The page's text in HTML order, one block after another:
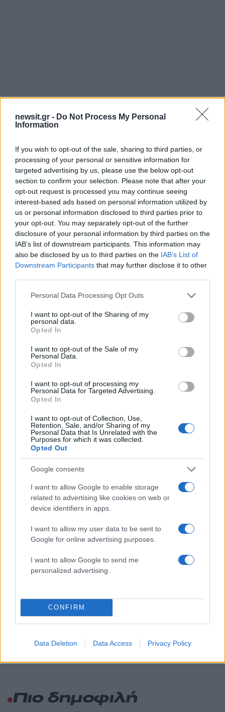
newsit.gr - Do Not Process My Personal
Information
If you wish to opt-out of the sale, sharing to third parties, or
processing of your personal or sensitive information for
targeted advertising by us, please use the below opt-out
section to confirm your selection. Please note that after your
opt-out request is processed you may continue seeing
interest-based ads based on personal information utilized by
us or personal information disclosed to third parties prior to
your opt-out. You may separately opt-out of the further
disclosure of your personal information by third parties on the
IAB’s list of downstream participants. This information may
also be disclosed by us to third parties on the IAB’s List of
Downstream Participants that may further disclose it to other
Please note that this website/app uses one or more Google
not limited to your visit or usage behaviour. You may click to
grant or deny consent to Google and its third-party tags to
use your data for below specified purposes in below Google
consent section.
Personal Data Processing Opt Outs
I want to opt-out of the Sharing of my
personal data.
Opted In
I want to opt-out of the Sale of my
Personal Data.
Opted In
I want to opt-out of processing my
Personal Data for Targeted Advertising.
Opted In
I want to opt-out of Collection, Use,
Retention, Sale, and/or Sharing of my
Personal Data that Is Unrelated with the
Purposes for which it was collected.
Opted Out
Google consents
I want to allow Google to enable storage
related to advertising like cookies on web or
device identifiers in apps.
I want to allow my user data to be sent to
Google for online advertising purposes.
I want to allow Google to send me
personalized advertising.
CONFIRM
Data Deletion Data Access Privacy Policy
Σχόλια
Σχολίασε εδώ
Υποβολή σχολίου
Πολιτική Απορρήτου&Όροι Χρήσης της Google.
Ελλάδα
ΔΕΗ
ΔΕΗ ΟΦΕΙΛΕΣ
ΔΕΗ ΡΥΘΜΙΣΕΙΣ
ΔΕΗ ΡΥΘΜΙΣΗ
Ακολουθήστε το Νewsit.gr στο
ενημερωθείτε πρώτοι για όλη την ειδησεογραφία και τα
Αν τα χάσατε
Φωτιά στο Μουζάκι Ηλείας
- Μεγάλη κινητοποίηση της
είσοδο του χωριού
Νέο βίντεο με τον
Μοτζτάμπα Χαμενεΐ
Πιο δημοφιλή